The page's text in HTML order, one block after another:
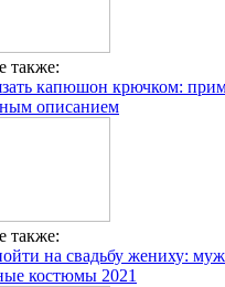
также:
капюшон крючком:
описанием
также:
на свадьбу жениху:
костюмы 2021